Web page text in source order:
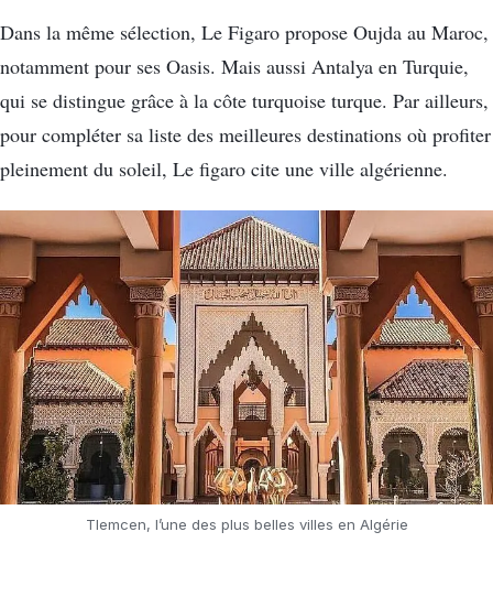
Dans la même sélection, Le Figaro propose Oujda au Maroc,
notamment pour ses Oasis. Mais aussi Antalya en Turquie,
qui se distingue grâce à la côte turquoise turque. Par ailleurs,
pour compléter sa liste des meilleures destinations où profiter
pleinement du soleil, Le figaro cite une ville algérienne.
Tlemcen, l’une des plus belles villes en Algérie